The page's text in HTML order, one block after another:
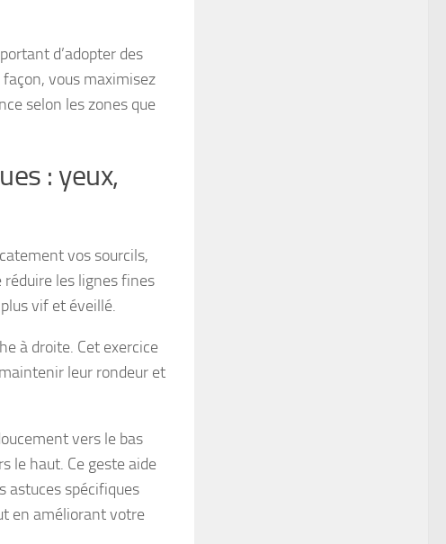
d’adopter des
vous maximisez
selon les zones que
: yeux,
vos sourcils,
réduire les lignes fines
vif et éveillé.
à droite. Cet exercice
leur rondeur et
vers le bas
le haut. Ce geste aide
astuces spécifiques
en améliorant votre